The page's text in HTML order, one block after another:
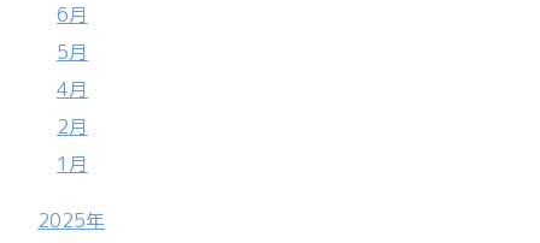
6月
5月
4月
2月
1月
2025年